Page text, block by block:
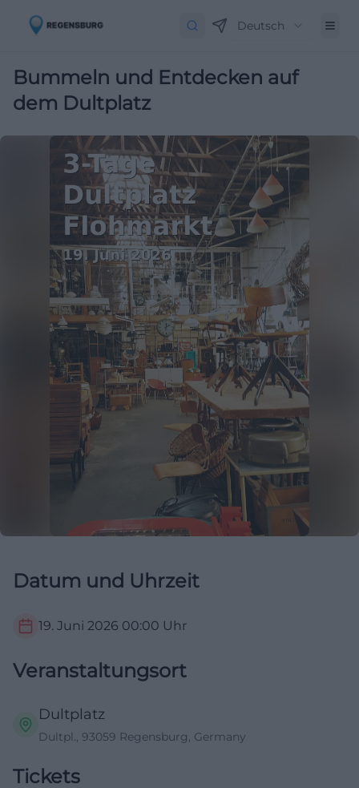
Deutsch
Bummeln und Entdecken auf
dem Dultplatz
Datum und Uhrzeit
19. Juni 2026 00:00 Uhr
Veranstaltungsort
Dultplatz
Dultpl., 93059 Regensburg, Germany
Tickets